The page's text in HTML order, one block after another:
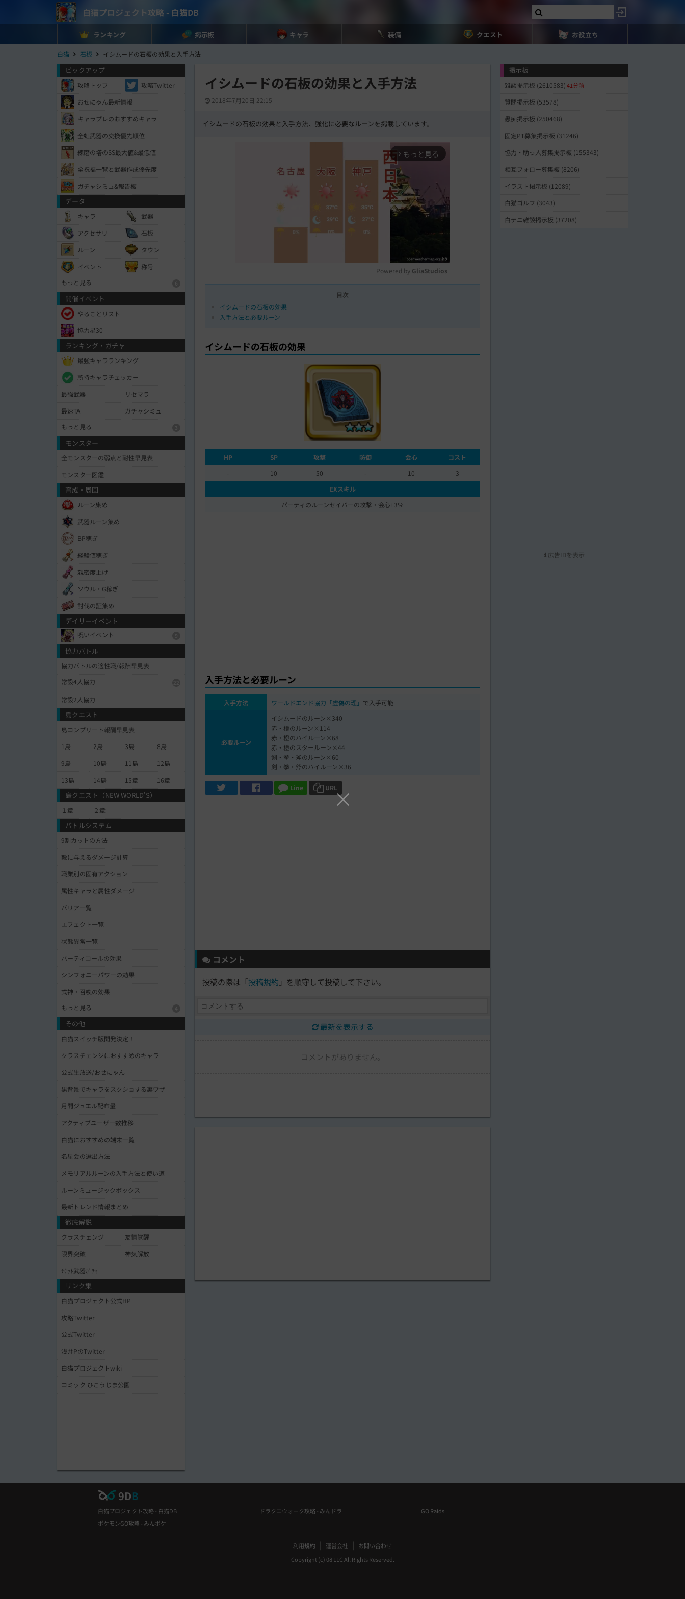
白猫プロジェクト攻略 - 白猫DB
ランキング 掲示板 キャラ 装備 クエスト お役立ち
白猫 石板 イシムードの石板の効果と入手方法
イシムードの石板の効果と入手方法
2018年7月20日 22:15
イシムードの石板の効果と入手方法、強化に必要なルーンを掲載しています。
arrow_forward_ios もっと見る
t
Powered by GliaStudios
目次
イシムードの石板の効果
入手方法と必要ルーン
イシムードの石板の効果
HP SP 攻撃 防御 会心
コスト
-
10 50 - 10
3
EXスキル
パーティのルーンセイバーの攻撃・会心+3％
入手方法と必要ルーン
入手方法 ワールドエンド協力「虚偽の理」 で入手可能
必要ルーン
イシムードのルーン×340
赤・橙のルーン×114
赤・橙のハイルーン×68
赤・橙のスタールーン×44
剣・拳・斧のルーン×60
剣・拳・斧のハイルーン×36
Line URL
コメント
投稿の際は「投稿規約 」を順守して投稿して下さい。
最新を表示する
コメントがありません。
ピックアップ
攻略トップ
攻略Twitter
おせにゃん最新情報
キャラプレのおすすめキャラ
全虹武器の交換優先順位
練磨の塔のSS最大値&最低値
全祝福一覧と武器作成優先度
ガチャシミュ&報告板
データ
キャラ
武器
アクセサリ
石板
ルーン
タウン
イベント
称号
もっと見る
開催イベント
やることリスト
協力星30
ランキング・ガチャ
最強キャラランキング
所持キャラチェッカー
最強武器
リセマラ
最速TA
ガチャシミュ
もっと見る
モンスター
全モンスターの弱点と耐性早見表
モンスター図鑑
育成・周回
ルーン集め
武器ルーン集め
BP稼ぎ
経験値稼ぎ
親密度上げ
ソウル・G稼ぎ
討伐の証集め
デイリーイベント
呪いイベント
協力バトル
協力バトルの適性職/報酬早見表
常設4人協力
常設2人協力
島クエスト
島コンプリート報酬早見表
1島
2島 3島
8島
9島
10島 11島
12島
13島
14島 15章 16章
島クエスト（NEW WORLD’S）
１章 ２章
バトルシステム
9割カットの方法
敵に与えるダメージ計算
職業別の固有アクション
属性キャラと属性ダメージ
バリア一覧
エフェクト一覧
状態異常一覧
パーティコールの効果
シンフォニーパワーの効果
式神・召喚の効果
もっと見る
その他
白猫スイッチ版開発決定！
クラスチェンジにおすすめのキャラ
公式生放送/おせにゃん
黒背景でキャラをスクショする裏ワザ
月間ジュエル配布量
アクティブユーザー数推移
白猫におすすめの端末一覧
名星会の選出方法
メモリアルルーンの入手方法と使い道
ルーンミュージックボックス
最新トレンド情報まとめ
徹底解説
クラスチェンジ
友情覚醒
限界突破
神気解放
ﾁｹｯﾄ武器ｶﾞﾁｬ
リンク集
白猫プロジェクト公式HP
攻略Twitter
公式Twitter
浅井PのTwitter
白猫プロジェクトwiki
コミック ひこうじま公園
掲示板
雑談掲示板 (2610583)41分前
質問掲示板 (53578)
愚痴掲示板 (250468)
固定PT募集掲示板 (31246)
協力・助っ人募集掲示板 (155343)
相互フォロー募集板 (8206)
イラスト掲示板 (12089)
白猫ゴルフ (3043)
白テニ雑談掲示板 (37208)
広告IDを表示
9DB
白猫プロジェクト攻略 - 白猫DB ドラクエウォーク攻略 - みんドラ
GO Raids
ポケモンGO攻略 - みんポケ
利用規約 | 運営会社 |
お問い合わせ
Copyright (c) 08 LLC All Rights Reserved.